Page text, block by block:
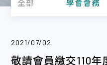
全部 學會會務
2021/07/02
敬請會員繳交110